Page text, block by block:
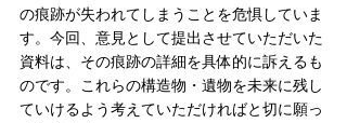
の痕跡が失われてしまうことを危惧していま
す。今回、意見として提出させていただいた
資料は、その痕跡の詳細を具体的に訴えるも
のです。これらの構造物・遺物を未来に残し
ていけるよう考えていただければと切に願っ